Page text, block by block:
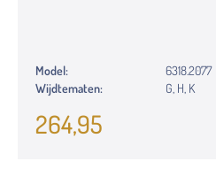
Model:
6318.2077
Wijdtematen:
G, H, K
264,95